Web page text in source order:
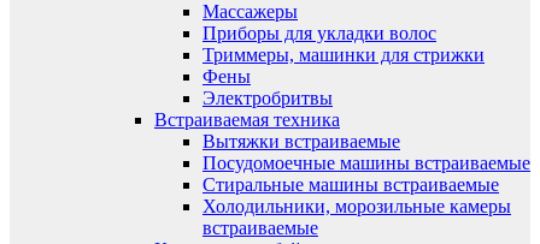
Массажеры
Приборы для укладки волос
Триммеры, машинки для стрижки
Фены
Электробритвы
Встраиваемая техника
Вытяжки встраиваемые
Посудомоечные машины встраиваемые
Стиральные машины встраиваемые
Холодильники, морозильные камеры
встраиваемые